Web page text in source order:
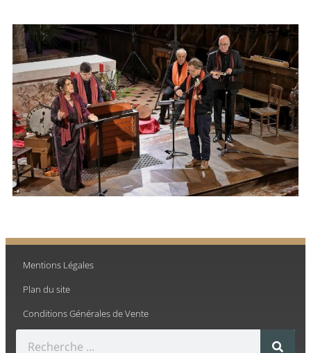
Mentions Légales
Plan du site
Conditions Générales de Vente